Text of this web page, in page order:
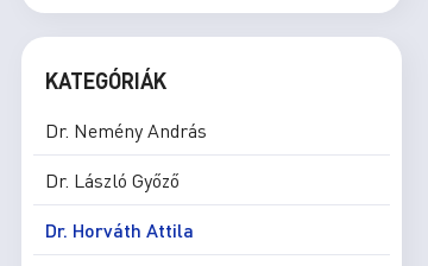
KATEGÓRIÁK
Dr. Nemény András
Dr. László Győző
Dr. Horváth Attila